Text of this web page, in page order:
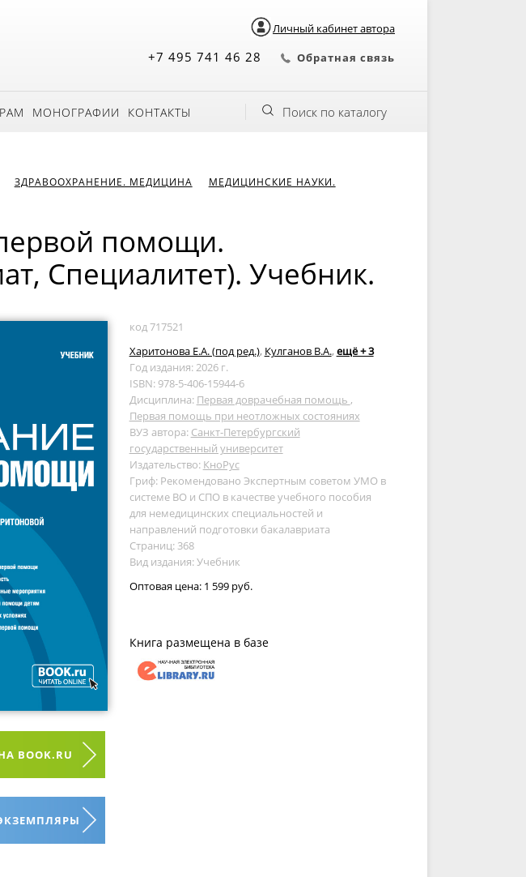
Личный кабинет автора
+7 495 741 46 28 Обратная связь
МОНОГРАФИИ КОНТАКТЫ Поиск по каталогу
ЗДРАВООХРАНЕНИЕ. МЕДИЦИНА
МЕДИЦИНСКИЕ НАУКИ.
помощи.
Специалитет). Учебник.
BOOK.RU
код 717521
Харитонова Е.А. (под ред.), Кулганов В.А., ещё + 3
Год издания: 2026 г.
ISBN: 978-5-406-15944-6
Дисциплина: Первая доврачебная помощь ,
Первая помощь при неотложных состояниях
ВУЗ автора: Санкт-Петербургский
государственный университет
Издательство: КноРус
Гриф: Рекомендовано Экспертным советом УМО в
системе ВО и СПО в качестве учебного пособия
для немедицинских специальностей и
направлений подготовки бакалавриата
Страниц: 368
Вид издания: Учебник
Оптовая цена: 1 599 руб.
Книга размещена в базе